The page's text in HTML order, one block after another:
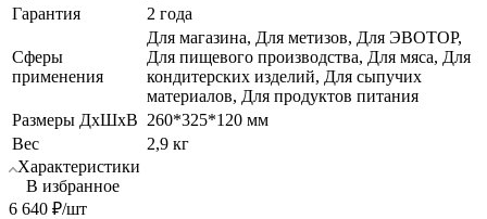
Гарантия
2 года
Сферы
применения
Для магазина, Для метизов, Для ЭВОТОР,
Для пищевого производства, Для мяса, Для
кондитерских изделий, Для сыпучих
материалов, Для продуктов питания
Размеры ДхШхВ 260*325*120 мм
Вес
2,9 кг
Характеристики
В избранное
6 640 ₽/шт